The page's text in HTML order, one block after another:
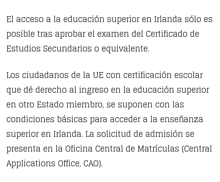
El acceso a la educación superior en Irlanda sólo es
posible tras aprobar el examen del Certificado de
Estudios Secundarios o equivalente.
Los ciudadanos de la UE con certificación escolar
que dé derecho al ingreso en la educación superior
en otro Estado miembro, se suponen con las
condiciones básicas para acceder a la enseñanza
superior en Irlanda. La solicitud de admisión se
presenta en la Oficina Central de Matrículas (Central
Applications Office, CAO).